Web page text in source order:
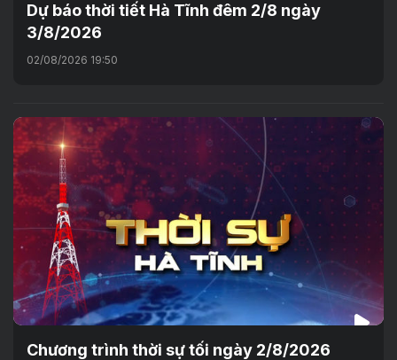
Dự báo thời tiết Hà Tĩnh đêm 2/8 ngày
3/8/2026
02/08/2026 19:50
Chương trình thời sự tối ngày 2/8/2026